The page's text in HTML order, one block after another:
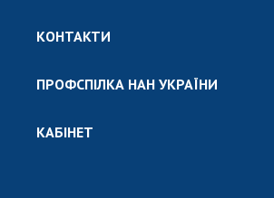
КОНТАКТИ
ПРОФСПІЛКА НАН УКРАЇНИ
КАБІНЕТ